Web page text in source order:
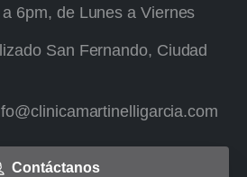
6pm, de Lunes a Viernes
San Fernando, Ciudad
Contáctanos